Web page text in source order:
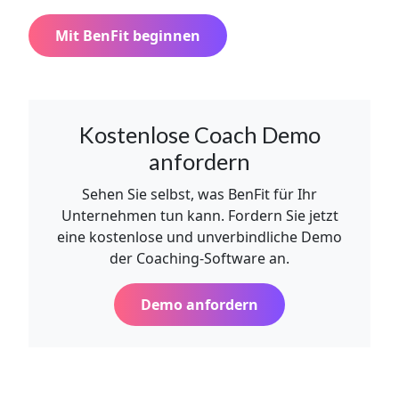
Mit BenFit beginnen
Kostenlose Coach Demo
anfordern
Sehen Sie selbst, was BenFit für Ihr
Unternehmen tun kann. Fordern Sie jetzt
eine kostenlose und unverbindliche Demo
der Coaching-Software an.
Demo anfordern